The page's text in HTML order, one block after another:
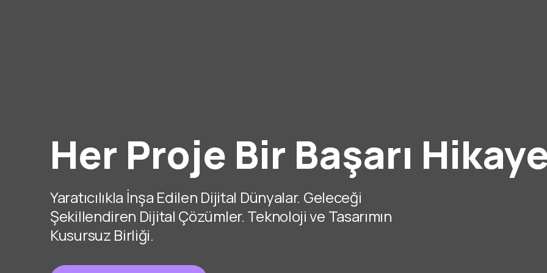
Her Proje Bir Başarı
Yaratıcılıkla İnşa Edilen Dijital Dünyalar. Geleceği
Şekillendiren Dijital Çözümler. Teknoloji ve Tasarımın
Kusursuz Birliği.